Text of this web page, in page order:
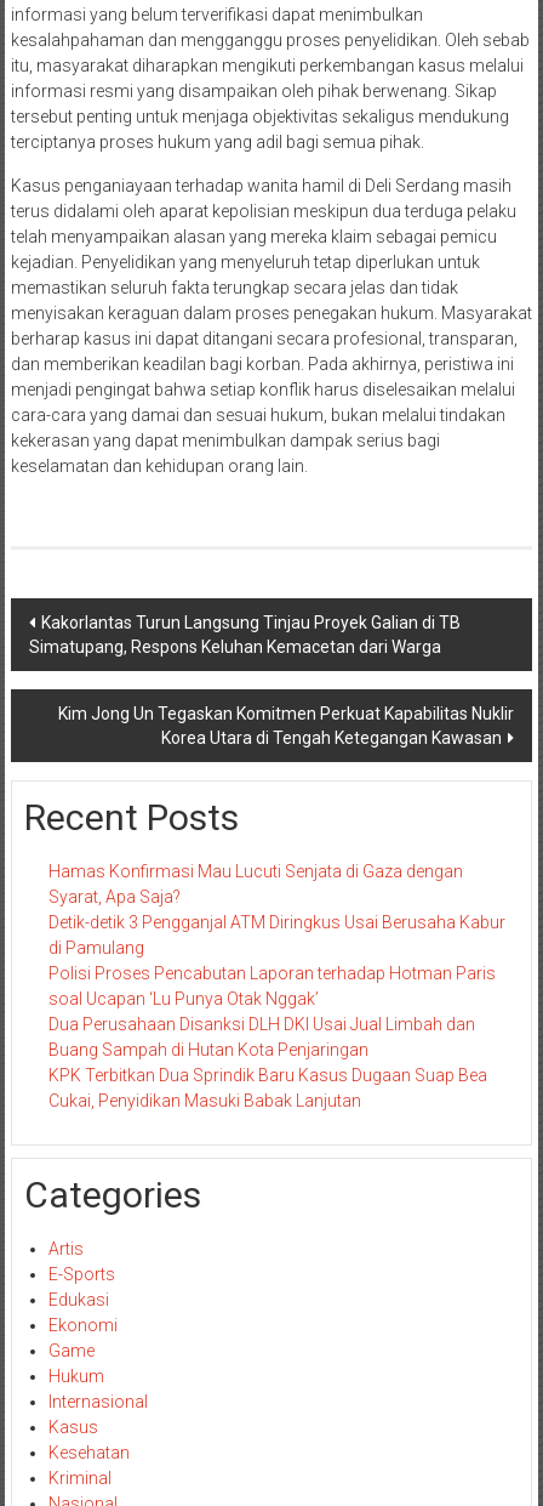
informasi yang belum terverifikasi dapat menimbulkan
kesalahpahaman dan mengganggu proses penyelidikan. Oleh sebab
itu, masyarakat diharapkan mengikuti perkembangan kasus melalui
informasi resmi yang disampaikan oleh pihak berwenang. Sikap
tersebut penting untuk menjaga objektivitas sekaligus mendukung
terciptanya proses hukum yang adil bagi semua pihak.
Kasus penganiayaan terhadap wanita hamil di Deli Serdang masih
terus didalami oleh aparat kepolisian meskipun dua terduga pelaku
telah menyampaikan alasan yang mereka klaim sebagai pemicu
kejadian. Penyelidikan yang menyeluruh tetap diperlukan untuk
memastikan seluruh fakta terungkap secara jelas dan tidak
menyisakan keraguan dalam proses penegakan hukum. Masyarakat
berharap kasus ini dapat ditangani secara profesional, transparan,
dan memberikan keadilan bagi korban. Pada akhirnya, peristiwa ini
menjadi pengingat bahwa setiap konflik harus diselesaikan melalui
cara-cara yang damai dan sesuai hukum, bukan melalui tindakan
kekerasan yang dapat menimbulkan dampak serius bagi
keselamatan dan kehidupan orang lain.
Navigasi
pos
Kakorlantas Turun Langsung Tinjau Proyek Galian di TB
Simatupang, Respons Keluhan Kemacetan dari Warga
Kim Jong Un Tegaskan Komitmen Perkuat Kapabilitas Nuklir
Korea Utara di Tengah Ketegangan Kawasan
Recent Posts
Hamas Konfirmasi Mau Lucuti Senjata di Gaza dengan
Syarat, Apa Saja?
Detik-detik 3 Pengganjal ATM Diringkus Usai Berusaha Kabur
di Pamulang
Polisi Proses Pencabutan Laporan terhadap Hotman Paris
soal Ucapan ‘Lu Punya Otak Nggak’
Dua Perusahaan Disanksi DLH DKI Usai Jual Limbah dan
Buang Sampah di Hutan Kota Penjaringan
KPK Terbitkan Dua Sprindik Baru Kasus Dugaan Suap Bea
Cukai, Penyidikan Masuki Babak Lanjutan
Categories
Artis
E-Sports
Edukasi
Ekonomi
Game
Hukum
Internasional
Kasus
Kesehatan
Kriminal